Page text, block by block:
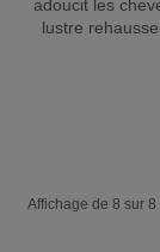
adoucit les
lustre
Affichage de 8 sur 8